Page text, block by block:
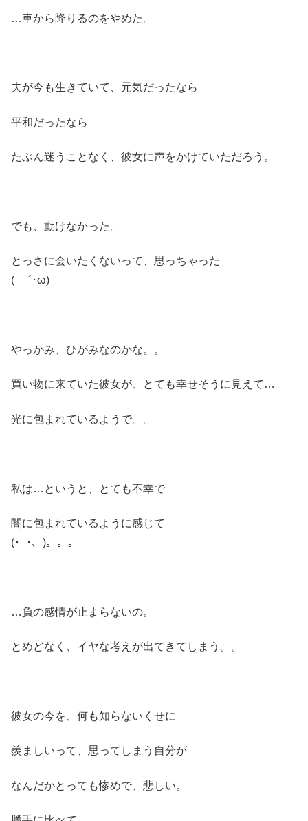
…車から降りるのをやめた。
夫が今も生きていて、元気だったなら
平和だったなら
たぶん迷うことなく、彼女に声をかけていただろう。
でも、動けなかった。
とっさに会いたくないって、思っちゃった
( ´･ω)
やっかみ、ひがみなのかな。。
買い物に来ていた彼女が、とても幸せそうに見えて…
光に包まれているようで。。
私は…というと、とても不幸で
闇に包まれているように感じて
(･_･、)。。。
…負の感情が止まらないの。
とめどなく、イヤな考えが出てきてしまう。。
彼女の今を、何も知らないくせに
羨ましいって、思ってしまう自分が
なんだかとっても惨めで、悲しい。